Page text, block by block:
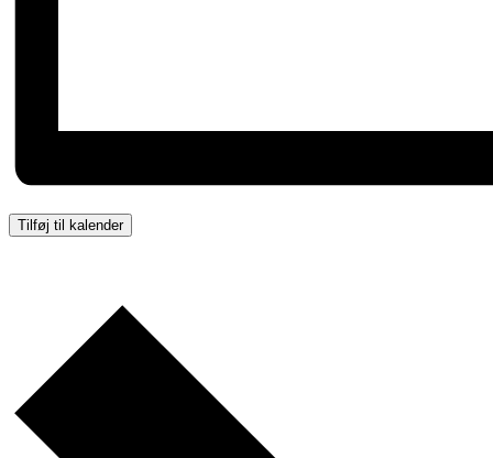
Tilføj til kalender